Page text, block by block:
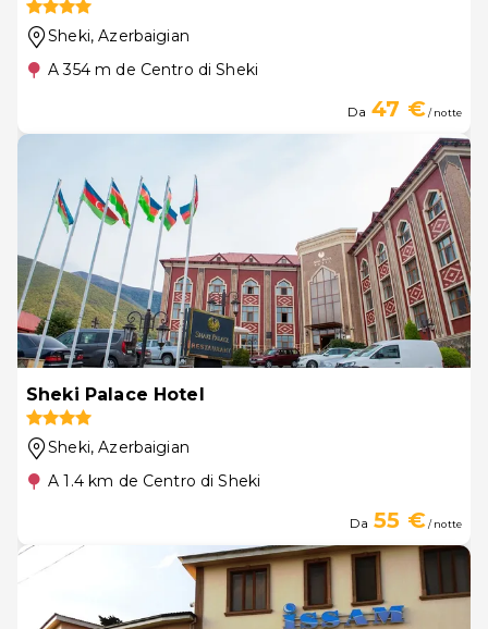
Sheki, Azerbaigian
A 354 m de Centro di Sheki
Da 47 €/ notte
Sheki Palace Hotel
Sheki, Azerbaigian
A 1.4 km de Centro di Sheki
Da 55 €/ notte